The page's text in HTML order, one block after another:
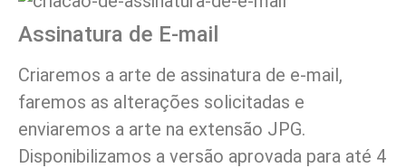
Assinatura de E-mail
Criaremos a arte de assinatura de e-mail,
faremos as alterações solicitadas e
enviaremos a arte na extensão JPG.
Disponibilizamos a versão aprovada para até 4